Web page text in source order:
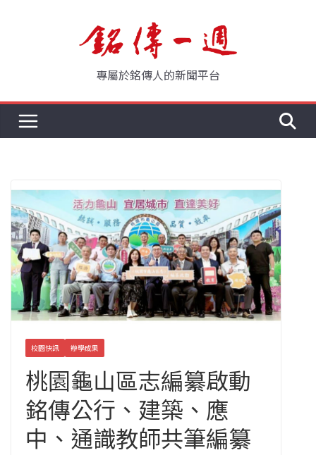
專屬於銘傳人的新聞平台
校園快訊 辦學成果
桃園龜山區志編纂啟動
銘傳公行、建築、應
中、通識教師共筆編纂